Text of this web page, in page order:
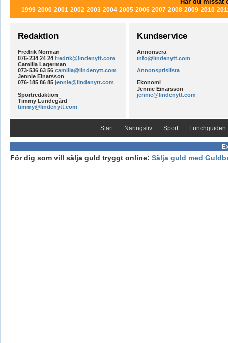
1999 2000 2001 2002 2003 2004 2005 2006 2007 2008 2009 2010
Redaktion
Fredrik Norman
076-234 24 24 fredrik@lindenytt.com
Camilla Lagerman
073-536 63 56 camilla@lindenytt.com
Jennie Einarsson
076-185 86 85 jennie@lindenytt.com
Sportredaktion
Timmy Lundegård
timmy@lindenytt.com
Kundservice
Annonsera
info@lindenytt.com
Annonsprislista
Ekonomi
Jennie Einarsson
jennie@lindenytt.com
Start Näringsliv Sport Lunchguiden
För dig som vill sälja guld tryggt online: Sälja guld med